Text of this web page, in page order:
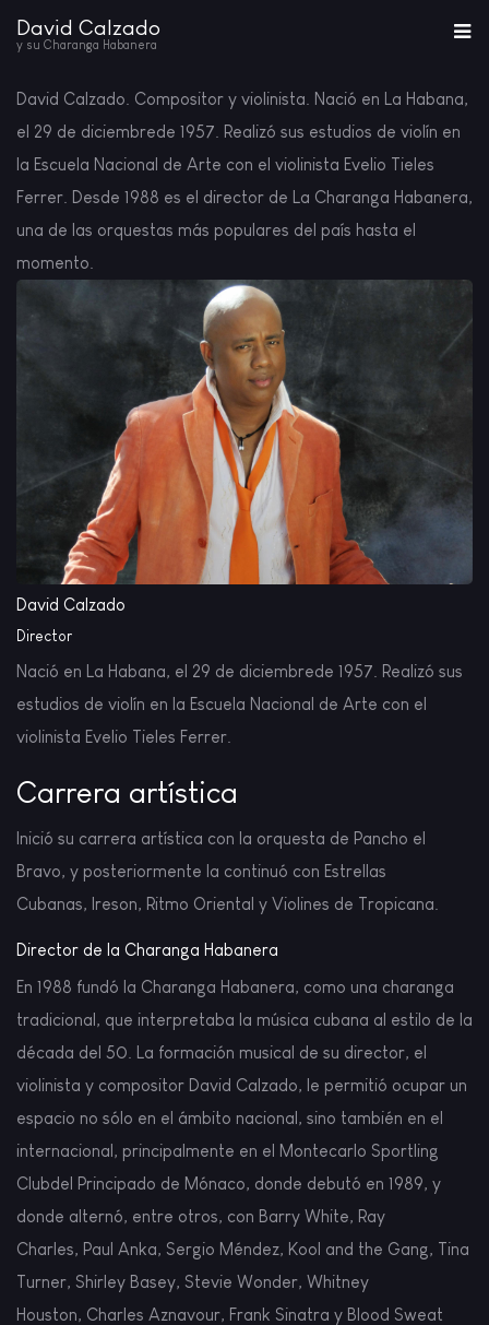
David Calzado
y su Charanga Habanera
David Calzado. Compositor y violinista. Nació en La Habana,
el 29 de diciembrede 1957. Realizó sus estudios de violín en
la Escuela Nacional de Arte con el violinista Evelio Tieles
Ferrer. Desde 1988 es el director de La Charanga Habanera,
una de las orquestas más populares del país hasta el
momento.
David Calzado
Director
Nació en La Habana, el 29 de diciembrede 1957. Realizó sus
estudios de violín en la Escuela Nacional de Arte con el
violinista Evelio Tieles Ferrer.
Carrera artística
Inició su carrera artística con la orquesta de Pancho el
Bravo, y posteriormente la continuó con Estrellas
Cubanas, Ireson, Ritmo Oriental y Violines de Tropicana.
Director de la Charanga Habanera
En 1988 fundó la Charanga Habanera, como una charanga
tradicional, que interpretaba la música cubana al estilo de la
década del 50. La formación musical de su director, el
violinista y compositor David Calzado, le permitió ocupar un
espacio no sólo en el ámbito nacional, sino también en el
internacional, principalmente en el Montecarlo Sportling
Clubdel Principado de Mónaco, donde debutó en 1989, y
donde alternó, entre otros, con Barry White, Ray
Charles, Paul Anka, Sergio Méndez, Kool and the Gang, Tina
Turner, Shirley Basey, Stevie Wonder, Whitney
Houston, Charles Aznavour, Frank Sinatra y Blood Sweat